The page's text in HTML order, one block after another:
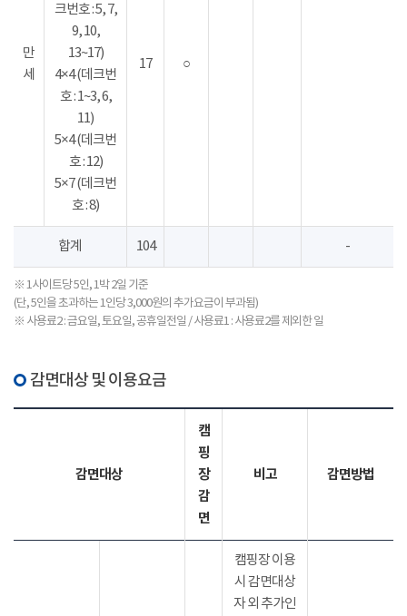
만
세
크번호 : 5, 7,
9, 10,
13~17)
4×4 (데크번
호 : 1~3, 6,
11)
5×4 (데크번
호 : 12)
5×7 (데크번
호 : 8)
17 ○
합계 104 -
※ 1사이트당 5인, 1박 2일 기준
(단, 5인을 초과하는 1인당 3,000원의 추가요금이 부과됨)
※ 사용료2 : 금요일, 토요일, 공휴일전일 / 사용료1 : 사용료2를 제외한 일
감면대상 및 이용요금
감면대상
캠
핑
장
감
면
비고 감면방법
캠핑장 이용
시 감면대상
자 외 추가인